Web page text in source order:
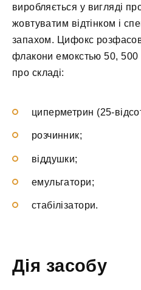
виробляється у вигляді
жовтуватим відтінком і
запахом. Цифокс
флакони емокстью 50, 500
про складі:
циперметрин (25-
розчинник;
віддушки;
емульгатори;
стабілізатори.
Дія засобу